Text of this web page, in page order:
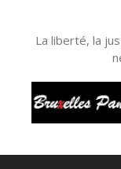
contenuLa liberté, la